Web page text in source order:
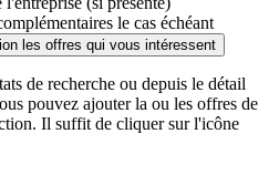
le cas échéant
les offres qui vous intéressent
de recherche ou depuis le détail
pouvez ajouter la ou les offres de
Il suffit de cliquer sur l'icône